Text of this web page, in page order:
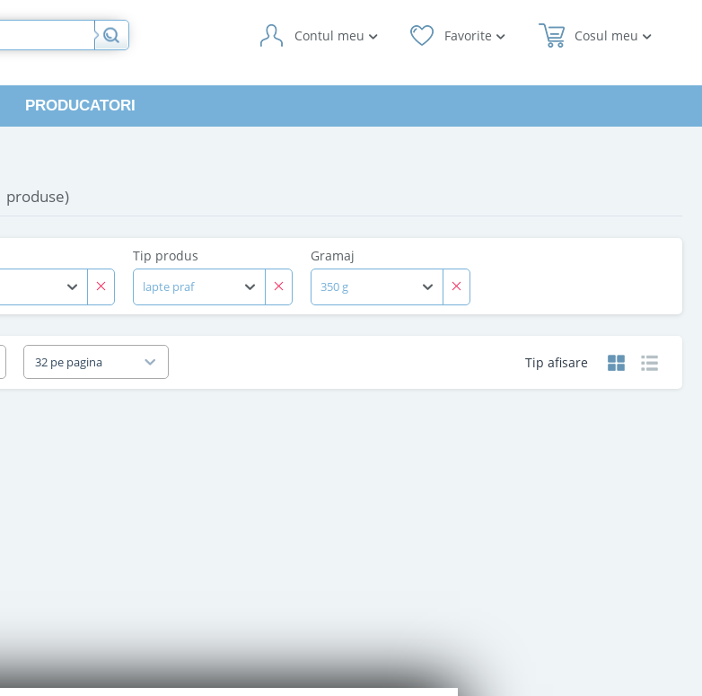
Cosul meu
Favorite
Contul meu
PRODUCATORI
produse)
Tip produs
lapte praf
Gramaj
350 g
Tip afisare
32 pe pagina